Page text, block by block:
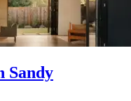
Sandy